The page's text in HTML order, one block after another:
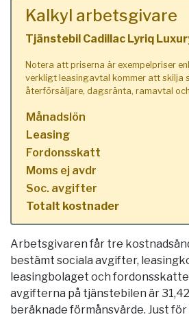
Kalkyl arbetsgivare
Tjänstebil Cadillac Lyriq
Notera att priserna är exempelpriser
verkligt leasingavtal kommer att skilja
återförsäljare, dagsränta, ramavtal
Månadslön
Leasing
Fordonsskatt
Moms ej avdr
Soc. avgifter
Totalt kostnader
Arbetsgivaren får tre
bestämt sociala avgifter,
leasingbolaget och
avgifterna på tjänstebilen är
beräknade förmånsvärde. Just för